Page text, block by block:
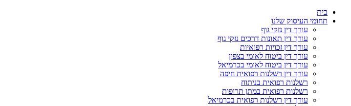
בית
תחומי העיסוק שלנו
עורך דין נזקי גוף
עורך דין תאונות דרכים נזקי גוף
עורך דין זכויות רפואיות
עורך דין ביטוח לאומי בצפון
עורך דין ביטוח לאומי בכרמיאל
עורך דין רשלנות רפואית חיפה
רשלנות רפואית בניתוח
רשלנות רפואית במתן תרופות
עורך דין רשלנות רפואית בכרמיאל